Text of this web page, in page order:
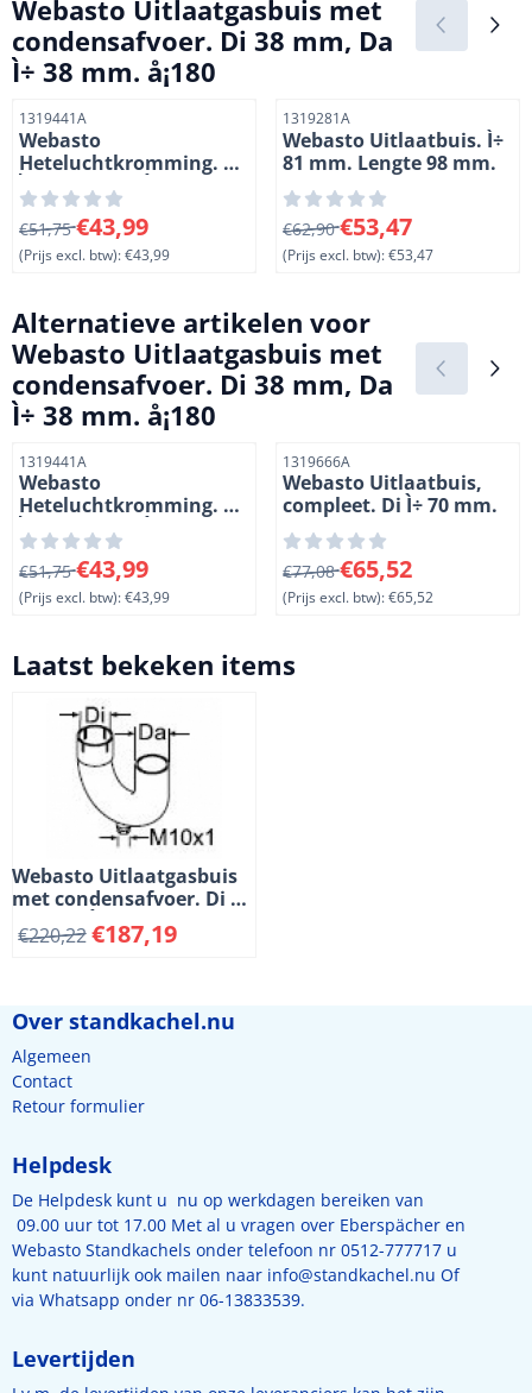
Webasto Uitlaatgasbuis met
condensafvoer. Di 38 mm, Da
Ì÷ 38 mm. å¡180
Artikelnummer
1319441A
Webasto
Heteluchtkromming. Di
Ì÷ 71 mm, Da Ì÷ 67 mm.
90å¡
Van 51,75 voor 43,99, exclusief btw: 43,99
€51,75€43,99
(Prijs excl. btw):€43,99
Artikelnummer
1319281A
Webasto Uitlaatbuis. Ì÷
81 mm. Lengte 98 mm.
Van 62,90 voor 53,47,
€62,90€53,47
(Prijs excl. btw):€53,47
Alternatieve artikelen voor
Webasto Uitlaatgasbuis met
condensafvoer. Di 38 mm, Da
Ì÷ 38 mm. å¡180
Artikelnummer
1319441A
Webasto
Heteluchtkromming. Di
Ì÷ 71 mm, Da Ì÷ 67 mm.
90å¡
Van 51,75 voor 43,99, exclusief btw: 43,99
€51,75€43,99
(Prijs excl. btw):€43,99
Artikelnummer
1319666A
Webasto Uitlaatbuis,
compleet. Di Ì÷ 70 mm.
Van 77,08 voor 65,52,
€77,08€65,52
(Prijs excl. btw):€65,52
Laatst bekeken items
Webasto Uitlaatgasbuis
met condensafvoer. Di 38
mm, Da Ì÷ 38 mm. å¡180
€220,22€187,19
Over standkachel.nu
Algemeen
Contact
Retour formulier
Helpdesk
De Helpdesk kunt u nu op werkdagen bereiken van
09.00 uur tot 17.00 Met al u vragen over Eberspächer en
Webasto Standkachels onder telefoon nr 0512-777717 u
kunt natuurlijk ook mailen naar info@standkachel.nu Of
via Whatsapp onder nr 06-13833539.
Levertijden